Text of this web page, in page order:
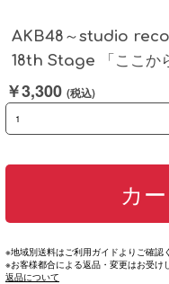
AKB48～studio
18th Stage 「ここか
￥3,300 (税込)
カ
※地域別送料はご利用ガイドよりご確認
※お客様都合による返品・変更はお受け
返品について